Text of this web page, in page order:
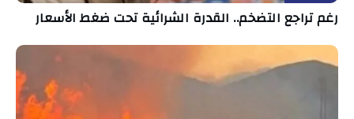
رغم تراجع التضخم.. القدرة الشرائية تحت ضغط الأسعار